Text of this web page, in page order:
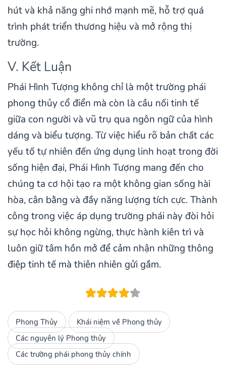
hút và khả năng ghi nhớ mạnh mẽ, hỗ trợ quá
trình phát triển thương hiệu và mở rộng thị
trường.
V. Kết Luận
Phái Hình Tượng không chỉ là một trường phái
phong thủy cổ điển mà còn là cầu nối tinh tế
giữa con người và vũ trụ qua ngôn ngữ của hình
dáng và biểu tượng. Từ việc hiểu rõ bản chất các
yếu tố tự nhiên đến ứng dụng linh hoạt trong đời
sống hiện đại, Phái Hình Tượng mang đến cho
chúng ta cơ hội tạo ra một không gian sống hài
hòa, cân bằng và đầy năng lượng tích cực. Thành
công trong việc áp dụng trường phái này đòi hỏi
sự học hỏi không ngừng, thực hành kiên trì và
luôn giữ tâm hồn mở để cảm nhận những thông
điệp tinh tế mà thiên nhiên gửi gắm.
Phong Thủy
Khái niệm về Phong thủy
Các nguyên lý Phong thủy
Các trường phái phong thủy chính